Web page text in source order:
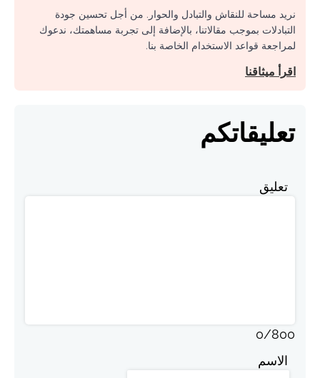
نريد مساحة للنقاش والتبادل والحوار. من أجل تحسين جودة
التبادلات بموجب مقالاتنا، بالإضافة إلى تجربة مساهمتك، ندعوك
لمراجعة قواعد الاستخدام الخاصة بنا.
اقرأ ميثاقنا
تعليقاتكم
تعليق
0/800
الاسم